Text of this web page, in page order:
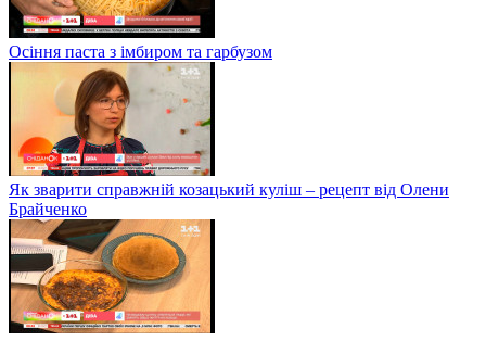
Осіння паста з імбиром та гарбузом
Як зварити справжній козацький куліш – рецепт від Олени
Брайченко